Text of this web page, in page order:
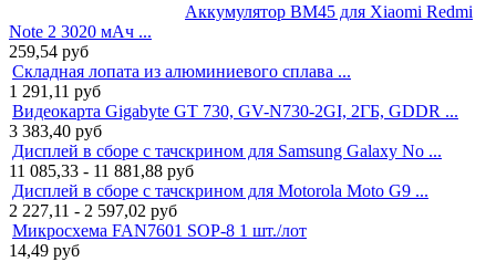
Аккумулятор BM45 для Xiaomi Redmi
Note 2 3020 мАч ...
259,54 руб
Складная лопата из алюминиевого сплава ...
1 291,11 руб
Видеокарта Gigabyte GT 730, GV-N730-2GI, 2ГБ, GDDR ...
3 383,40 руб
Дисплей в сборе с тачскрином для Samsung Galaxy No ...
11 085,33 - 11 881,88 руб
Дисплей в сборе с тачскрином для Motorola Moto G9 ...
2 227,11 - 2 597,02 руб
Микросхема FAN7601 SOP-8 1 шт./лот
14,49 руб